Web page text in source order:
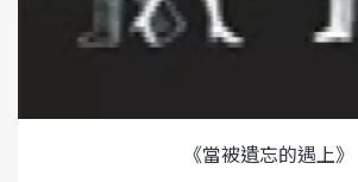
《當被遺忘的遇上》